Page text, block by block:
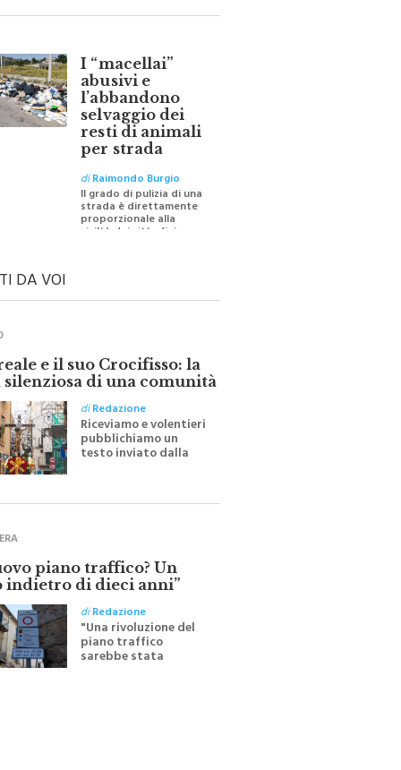
per ricostruire certezze
I “macellai”
abusivi e
l’abbandono
selvaggio dei
resti di animali
per strada
diRaimondo Burgio
Il grado di pulizia di una
strada è direttamente
proporzionale alla
DA VOI
e il suo Crocifisso: la
silenziosa di una comunità
diRedazione
Riceviamo e volentieri
pubblichiamo un
testo inviato dalla
all'indomani della
piano traffico? Un
indietro di dieci anni”
diRedazione
"Una rivoluzione del
piano traffico
sarebbe stata